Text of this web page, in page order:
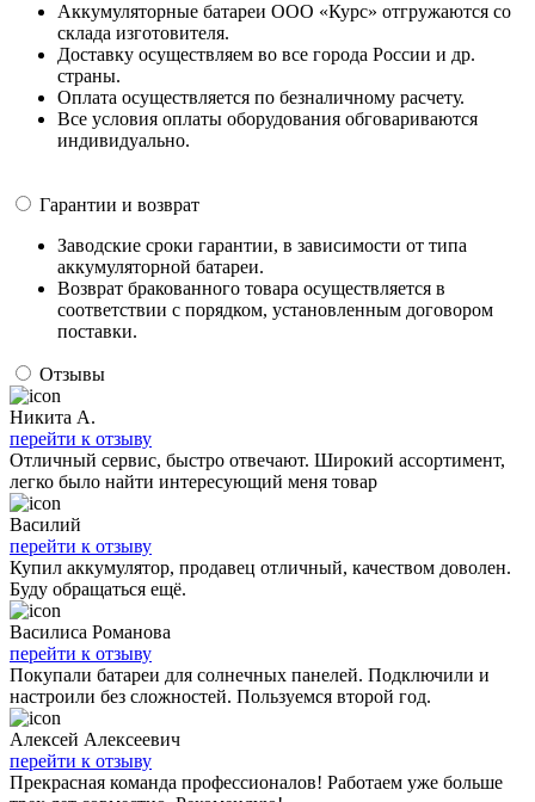
Аккумуляторные батареи ООО «Курс» отгружаются со
склада изготовителя.
Доставку осуществляем во все города России и др.
страны.
Оплата осуществляется по безналичному расчету.
Все условия оплаты оборудования обговариваются
индивидуально.
Гарантии и возврат
Заводские сроки гарантии, в зависимости от типа
аккумуляторной батареи.
Возврат бракованного товара осуществляется в
соответствии с порядком, установленным договором
поставки.
Отзывы
Никита А.
перейти к отзыву
Отличный сервис, быстро отвечают. Широкий ассортимент,
легко было найти интересующий меня товар
Василий
перейти к отзыву
Купил аккумулятор, продавец отличный, качеством доволен.
Буду обращаться ещё.
Василиса Романова
перейти к отзыву
Покупали батареи для солнечных панелей. Подключили и
настроили без сложностей. Пользуемся второй год.
Алексей Алексеевич
перейти к отзыву
Прекрасная команда профессионалов! Работаем уже больше